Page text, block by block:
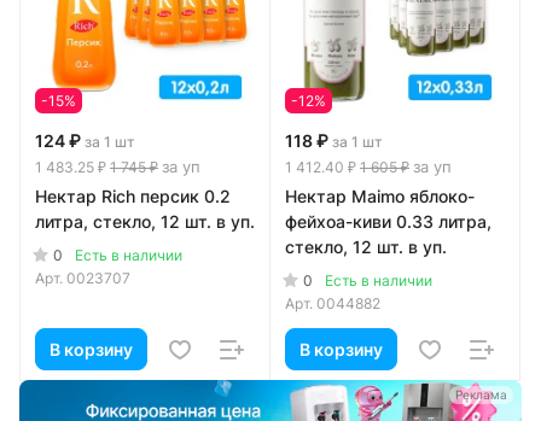
-15%
124 ₽ за 1 шт
1 483.25 ₽ 1 745 ₽ за уп
Нектар Rich персик 0.2
литра, стекло, 12 шт. в уп.
0
Есть в наличии
Арт. 0023707
В корзину
Реклама
-12%
118 ₽ за 1 шт
1 412.40 ₽ 1 605 ₽ за уп
Нектар Maimo яблоко-
фейхоа-киви 0.33 литра,
стекло, 12 шт. в уп.
0
Есть в наличии
Арт. 0044882
В корзину